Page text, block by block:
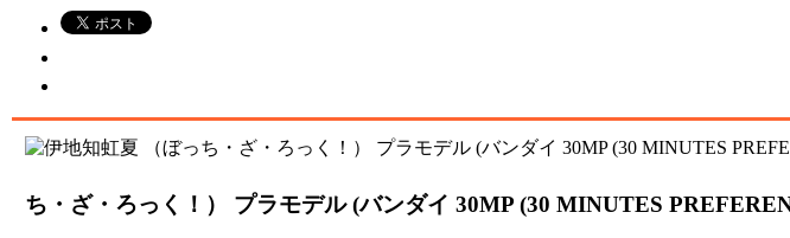
ち・ざ・ろっく！） プラモデル (バンダイ 30MP (30 MINUTES